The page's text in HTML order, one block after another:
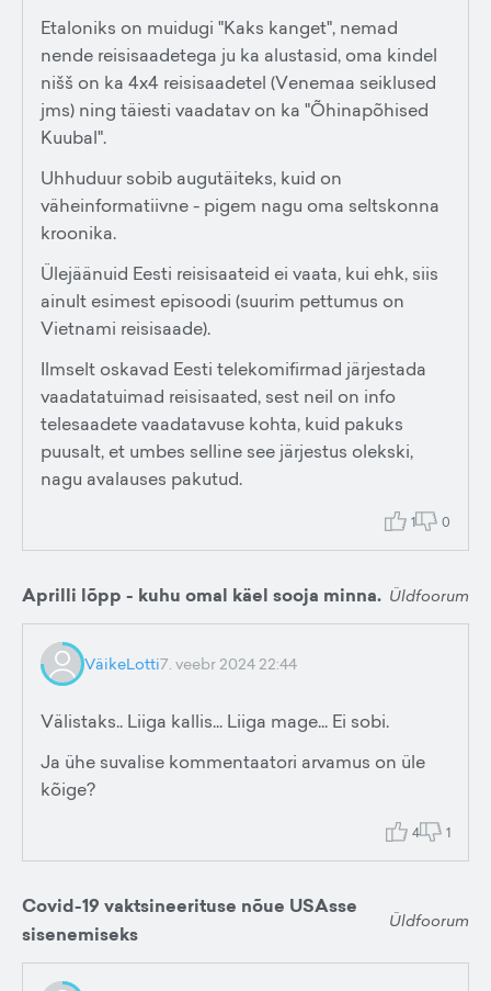
Etaloniks on muidugi "Kaks kanget", nemad
nende reisisaadetega ju ka alustasid, oma kindel
nišš on ka 4x4 reisisaadetel (Venemaa seiklused
jms) ning täiesti vaadatav on ka "Õhinapõhised
Kuubal".
Uhhuduur sobib augutäiteks, kuid on
väheinformatiivne - pigem nagu oma seltskonna
kroonika.
Ülejäänuid Eesti reisisaateid ei vaata, kui ehk, siis
ainult esimest episoodi (suurim pettumus on
Vietnami reisisaade).
Ilmselt oskavad Eesti telekomifirmad järjestada
vaadatatuimad reisisaated, sest neil on info
telesaadete vaadatavuse kohta, kuid pakuks
puusalt, et umbes selline see järjestus olekski,
nagu avalauses pakutud.
1 0
Aprilli lõpp - kuhu omal käel sooja minna. Üldfoorum
VäikeLotti7. veebr 2024 22:44
Välistaks.. Liiga kallis... Liiga mage... Ei sobi.
Ja ühe suvalise kommentaatori arvamus on üle
kõige?
4 1
Covid-19 vaktsineerituse nõue USAsse
sisenemiseks
Üldfoorum